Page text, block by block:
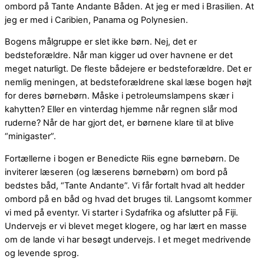
ombord på Tante Andante Båden. At jeg er med i Brasilien. At
jeg er med i Caribien, Panama og Polynesien.
Bogens målgruppe er slet ikke børn. Nej, det er
bedsteforældre. Når man kigger ud over havnene er det
meget naturligt. De fleste bådejere er bedsteforældre. Det er
nemlig meningen, at bedsteforældrene skal læse bogen højt
for deres børnebørn. Måske i petroleumslampens skær i
kahytten? Eller en vinterdag hjemme når regnen slår mod
ruderne? Når de har gjort det, er børnene klare til at blive
“minigaster”.
Fortællerne i bogen er Benedicte Riis egne børnebørn. De
inviterer læseren (og læserens børnebørn) om bord på
bedstes båd, “Tante Andante”. Vi får fortalt hvad alt hedder
ombord på en båd og hvad det bruges til. Langsomt kommer
vi med på eventyr. Vi starter i Sydafrika og afslutter på Fiji.
Undervejs er vi blevet meget klogere, og har lært en masse
om de lande vi har besøgt undervejs. I et meget medrivende
og levende sprog.